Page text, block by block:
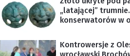
„latającej”
konserwatorów w
Kontrowersje z